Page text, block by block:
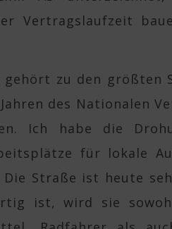
Vertragslaufzeit
gehört zu den größten
des Nationalen
Ich habe die
für lokale
Straße ist heute
ist, wird sie